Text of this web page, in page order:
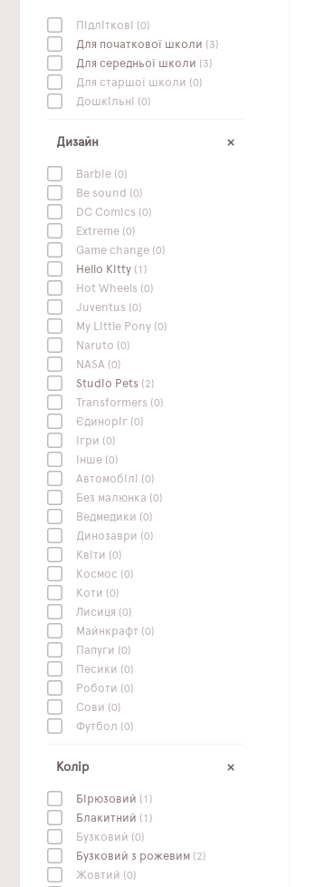
Підліткові (0)
Для початкової школи (3)
Для середньої школи (3)
Для старшої школи (0)
Дошкільні (0)
Дизайн
Barbie (0)
Be sound (0)
DC Сomics (0)
Extreme (0)
Game change (0)
Hello Kitty (1)
Hot Wheels (0)
Juventus (0)
My Little Pony (0)
Naruto (0)
NASA (0)
Studio Pets (2)
Transformers (0)
Єдиноріг (0)
Ігри (0)
Інше (0)
Автомобілі (0)
Без малюнка (0)
Ведмедики (0)
Динозаври (0)
Квіти (0)
Космос (0)
Коти (0)
Лисиця (0)
Майнкрафт (0)
Папуги (0)
Песики (0)
Роботи (0)
Сови (0)
Футбол (0)
Колір
Бірюзовий (1)
Блакитний (1)
Бузковий (0)
Бузковий з рожевим (2)
Жовтий (0)